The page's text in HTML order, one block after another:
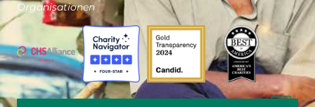
Organisationen